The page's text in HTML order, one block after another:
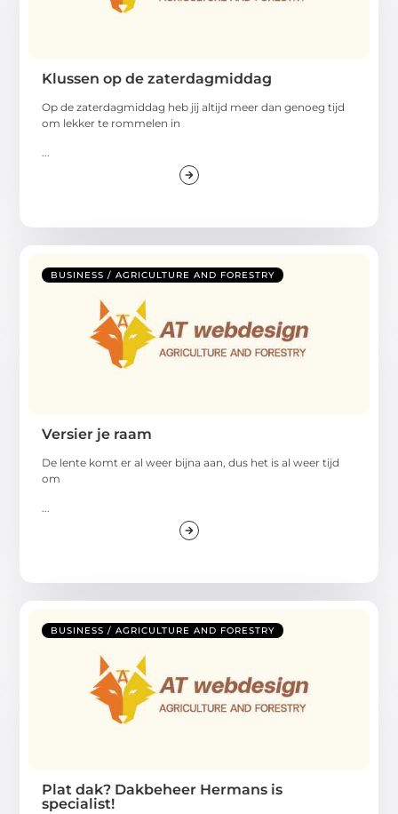
Klussen op de zaterdagmiddag
Op de zaterdagmiddag heb jij altijd meer dan genoeg tijd
om lekker te rommelen in
BUSINESS / AGRICULTURE AND FORESTRY
Versier je raam
De lente komt er al weer bijna aan, dus het is al weer tijd
om
BUSINESS / AGRICULTURE AND FORESTRY
Plat dak? Dakbeheer Hermans is
specialist!